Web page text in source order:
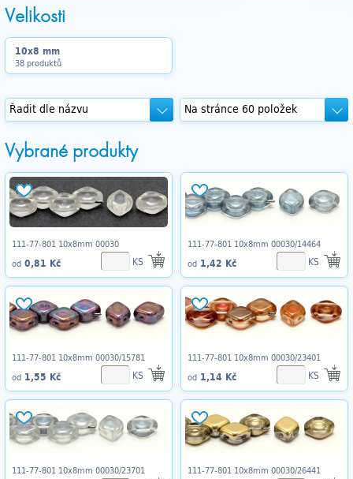
Velikosti
10x8 mm
38 produktů
Vybrané produkty
111-77-801 10x8mm 00030
od 0,81 Kč KS
111-77-801 10x8mm 00030/14464
od 1,42 Kč KS
111-77-801 10x8mm 00030/15781
od 1,55 Kč KS
111-77-801 10x8mm 00030/23401
od 1,14 Kč KS
111-77-801 10x8mm 00030/23701
111-77-801 10x8mm 00030/26441